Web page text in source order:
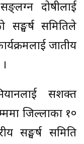
दोषीलाई
सङ्घर्ष समितिले
जातीय
सशक्त
जिल्लाका १०
सङ्घर्ष समिति